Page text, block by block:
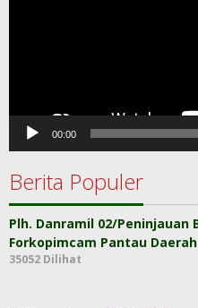
00:00
Berita Populer
Plh. Danramil 02/Peninjauan
Forkopimcam Pantau
35052 Dilihat